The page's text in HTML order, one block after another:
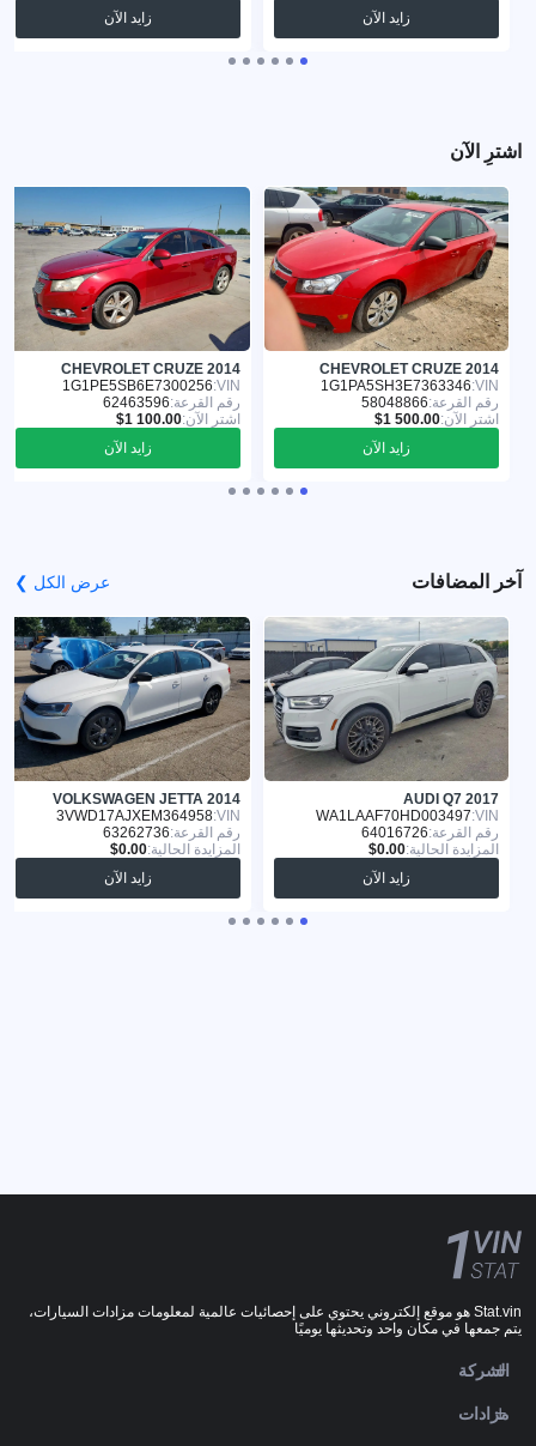
زايد الآن
زايد الآن
اشترِ الآن
CHEVROLET CRUZE 2014
VIN:
1G1PA5SH3E7363346
رقم القرعة:58048866
اشترِ الآن:
زايد الآن
CHEVROLET CRUZE 2014
VIN:
1G1PE5SB6E7300256
رقم القرعة:62463596
اشترِ الآن:
زايد الآن
آخر المضافات عرض الكل ❯
AUDI Q7 2017
VIN:
WA1LAAF70HD003497
رقم القرعة:64016726
المزايدة الحالية:
زايد الآن
VOLKSWAGEN JETTA 2014
VIN:
3VWD17AJXEM364958
رقم القرعة:63262736
المزايدة الحالية:
زايد الآن
Stat.vin هو موقع إلكتروني يحتوي على إحصائيات عالمية لمعلومات مزادات السيارات،
يتم جمعها في مكان واحد وتحديثها يوميًا
الشركة
مزادات